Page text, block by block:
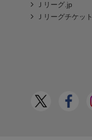
Ｊリーグ.jp
Ｊリーグチケット